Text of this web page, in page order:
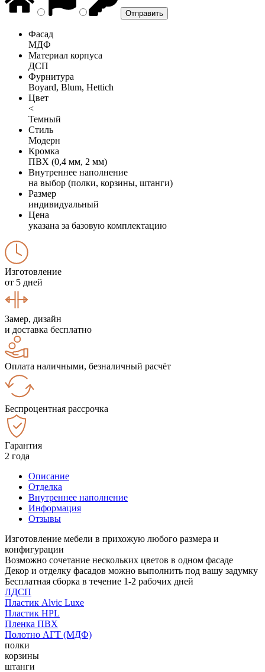
Фасад
МДФ
Материал корпуса
ДСП
Фурнитура
Boyard, Blum, Hettich
Цвет
<
Темный
Стиль
Модерн
Кромка
ПВХ (0,4 мм, 2 мм)
Внутреннее наполнение
на выбор (полки, корзины, штанги)
Размер
индивидуальный
Цена
указана за базовую комплектацию
Изготовление
от 5 дней
Замер, дизайн
и доставка бесплатно
Оплата наличными, безналичный расчёт
Беспроцентная рассрочка
Гарантия
2 года
Описание
Отделка
Внутреннее наполнение
Информация
Отзывы
Изготовление мебели в прихожую любого размера и
конфигурации
Возможно сочетание нескольких цветов в одном фасаде
Декор и отделку фасадов можно выполнить под вашу задумку
Бесплатная сборка в течение 1-2 рабочих дней
ЛДСП
Пластик Alvic Luxe
Пластик HPL
Пленка ПВХ
Полотно АГТ (МДФ)
полки
корзины
штанги